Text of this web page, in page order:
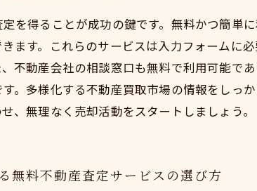
を得ることが成功の鍵です。無料かつ簡単
ます。これらのサービスは入力フォームに
不動産会社の相談窓口も無料で利用可能で
。多様化する不動産買取市場の情報をしっ
、無理なく売却活動をスタートしましょう。
無料不動産査定サービスの選び方